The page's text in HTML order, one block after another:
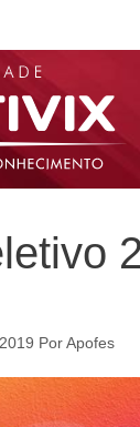
PorApofes